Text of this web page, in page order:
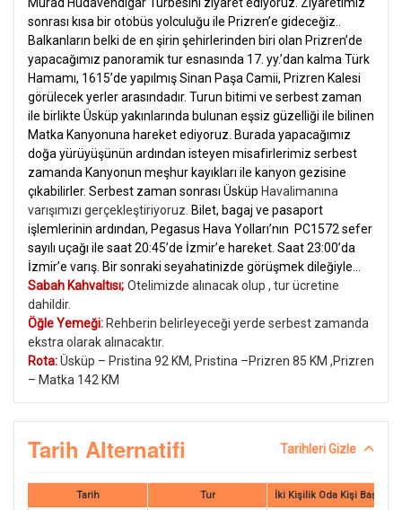
sonrası kısa bir otobüs yolculuğu ile Prizren’e gideceğiz..
Balkanların belki de en şirin şehirlerinden biri olan Prizren’de
yapacağımız panoramik tur esnasında 17. yy.’dan kalma Türk
Hamamı, 1615’de yapılmış Sinan Paşa Camii, Prizren Kalesi
görülecek yerler arasındadır. Turun bitimi ve serbest zaman
ile birlikte Üsküp yakınlarında bulunan eşsiz güzelliği ile bilinen
Matka Kanyonuna hareket ediyoruz. Burada yapacağımız
doğa yürüyüşünün ardından isteyen misafirlerimiz serbest
zamanda Kanyonun meşhur kayıkları ile kanyon gezisine
çıkabilirler. Serbest zaman sonrası Üsküp Havalimanına
varışımızı gerçekleştiriyoruz. Bilet, bagaj ve pasaport
işlemlerinin ardından, Pegasus Hava Yolları’nın PC1572 sefer
sayılı uçağı ile saat 20:45’de İzmir’e hareket. Saat 23:00’da
İzmir’e varış. Bir sonraki seyahatinizde görüşmek dileğiyle…
Sabah Kahvaltısı; Otelimizde alınacak olup , tur ücretine
dahildir.
Öğle Yemeği: Rehberin belirleyeceği yerde serbest zamanda
ekstra olarak alınacaktır.
Rota:Üsküp – Pristina 92 KM, Pristina –Prizren 85 KM ,Prizren
– Matka 142 KM
Tarih Alternatifi Tarihleri Gizle
Tarih Tur İki Kişilik Oda Kişi Başı